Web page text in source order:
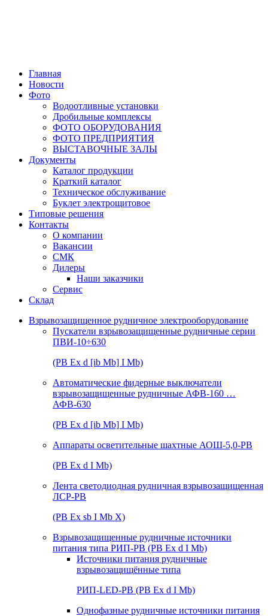
Главная
Новости
Фото
Водоотливные установки
Дробильные комплексы
ФОТО ОБОРУДОВАНИЯ
ФОТО ПРЕДПРИЯТИЯ
ВЫСТАВОЧНЫЕ ЗАЛЫ
Документы
Каталог продукции
Краткий каталог
Техническое обслуживание
Буклет электрощитовое
Типовые решения
Контакты
О компании
Вакансии
СМК
Дилеры
Наши заказчики
Сервис
Склад
Взрывозащищенное рудничное электрооборудование
Пускатели взрывозащищенные рудничные серии
ПВИ-10÷630
(РВ Ex d [ib Mb] I Mb)
Автоматические фидерные выключатели
взрывозащищенные рудничные АФВ-160 …
АФВ-630
(РВ Ex d [ib Mb] I Mb)
Аппараты осветительные шахтные АОШ-5,0-РВ
(РВ Ex d I Mb)
Лента светодиодная рудничная взрывозащищенная
ЛСР-РВ
(РВ Ex sb I Mb Х)
Взрывозащищенные рудничные источники
питания типа РИП-РВ (РВ Ex d I Mb)
Источники питания рудничные
взрывозащищённые типа
РИП-LED-РВ (РВ Ex d I Mb)
Однофазные рудничные источники питания